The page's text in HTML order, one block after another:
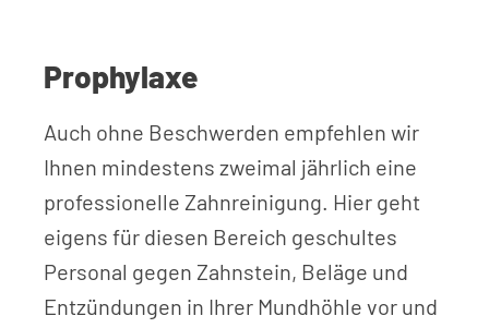
Prophylaxe
Auch ohne Beschwerden empfehlen wir
Ihnen mindestens zweimal jährlich eine
professionelle Zahnreinigung. Hier geht
eigens für diesen Bereich geschultes
Personal gegen Zahnstein, Beläge und
Entzündungen in Ihrer Mundhöhle vor und